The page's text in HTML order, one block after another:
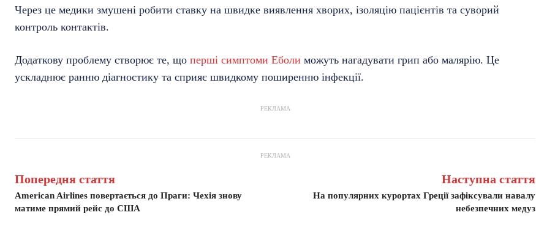
Через це медики змушені робити ставку на швидке виявлення хворих, ізоляцію пацієнтів та суворий
контроль контактів.
Додаткову проблему створює те, що перші симптоми Еболи можуть нагадувати грип або малярію. Це
ускладнює ранню діагностику та сприяє швидкому поширенню інфекції.
РЕКЛАМА
РЕКЛАМА
Попередня стаття
American Airlines повертається до Праги: Чехія знову
матиме прямий рейс до США
Наступна стаття
На популярних курортах Греції зафіксували навалу
небезпечних медуз